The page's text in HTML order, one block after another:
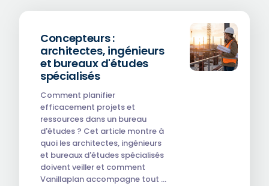
Concepteurs :
architectes, ingénieurs
et bureaux d'études
spécialisés
Comment planifier
efficacement projets et
ressources dans un bureau
d'études ? Cet article montre à
quoi les architectes, ingénieurs
et bureaux d'études spécialisés
doivent veiller et comment
Vanillaplan accompagne tout …